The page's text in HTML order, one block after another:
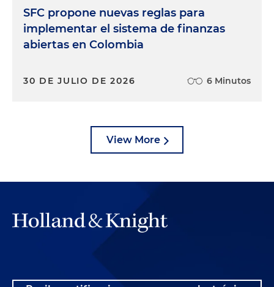
SFC propone nuevas reglas para
implementar el sistema de finanzas
abiertas en Colombia
30 DE JULIO DE 2026 6 Minutos
View More